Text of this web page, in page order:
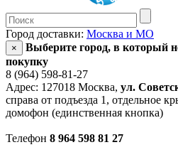
Город доставки: Москва и МО
×
Выберите город, в который
покупку
8 (964) 598-81-27
Адрес: 127018 Москва, ул.
справа от подъезда 1, отдельное
домофон (единственная кнопка)
Телефон 8 964 598 81 27